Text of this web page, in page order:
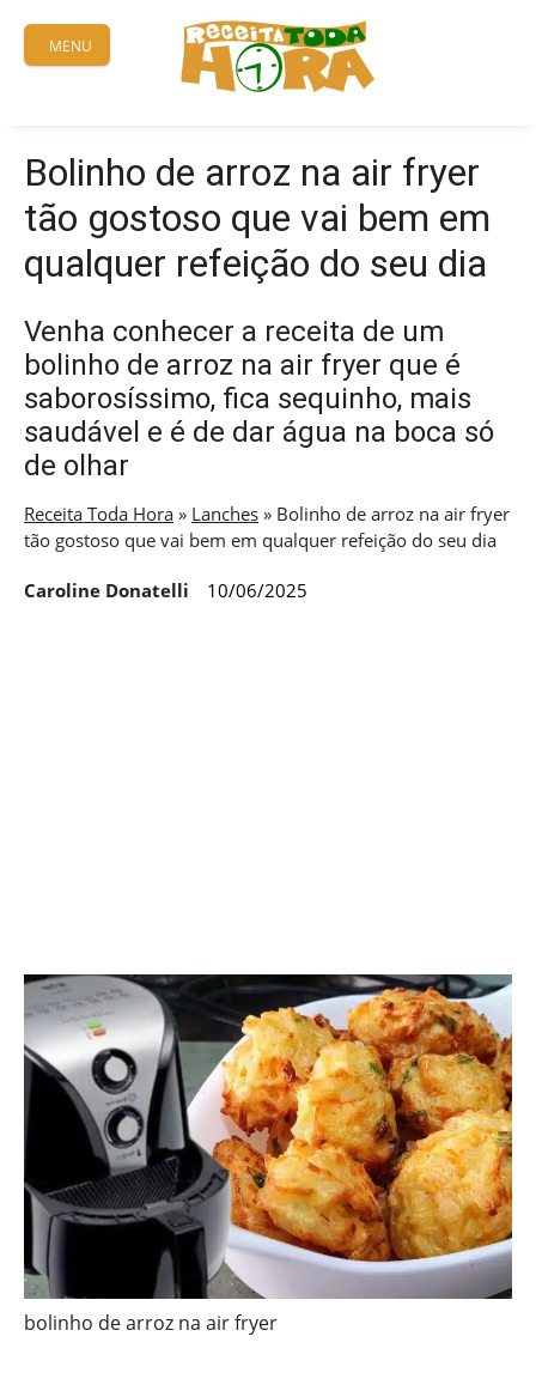
content
MENU
Bolinho de arroz na air fryer
tão gostoso que vai bem em
qualquer refeição do seu dia
Venha conhecer a receita de um
bolinho de arroz na air fryer que é
saborosíssimo, fica sequinho, mais
saudável e é de dar água na boca só
de olhar
Receita Toda Hora » Lanches » Bolinho de arroz na air fryer
tão gostoso que vai bem em qualquer refeição do seu dia
Caroline Donatelli 10/06/2025
bolinho de arroz na air fryer